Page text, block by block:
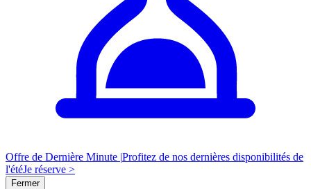
Offre de Dernière Minute |Profitez de nos dernières disponibilités de
l'étéJe réserve >
Fermer